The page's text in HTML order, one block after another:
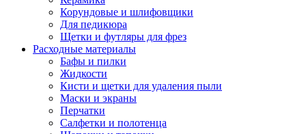
Корундовые и шлифовщики
Для педикюра
Щетки и футляры для фрез
Расходные материалы
Бафы и пилки
Жидкости
Кисти и щетки для удаления пыли
Маски и экраны
Перчатки
Салфетки и полотенца